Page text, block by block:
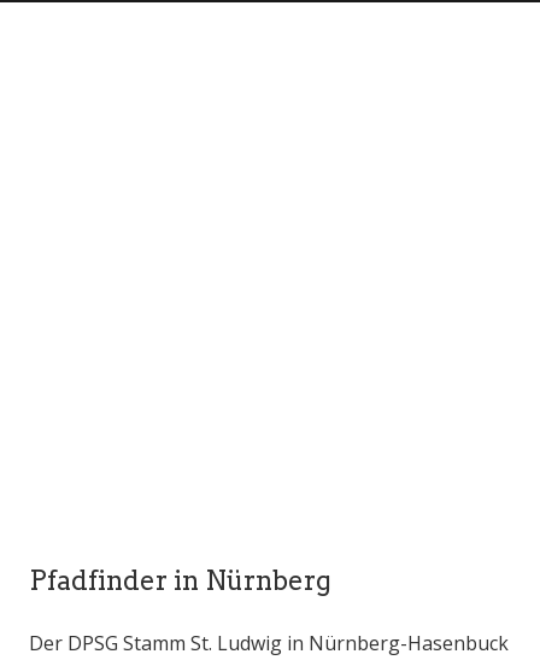
Pfadfinder in Nürnberg
Der DPSG Stamm St. Ludwig in Nürnberg-Hasenbuck